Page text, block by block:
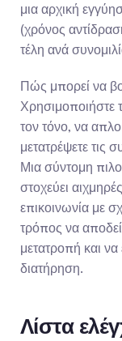
μια αρχική
(χρόνος
τέλη ανά
Πώς μπορεί να
Χρησιμοποιήστε
τον τόνο, να
μετατρέψετε τις
Μια σύντομη
στοχεύει
επικοινωνία με
τρόπος να
μετατροπή και
διατήρηση.
Λίστα